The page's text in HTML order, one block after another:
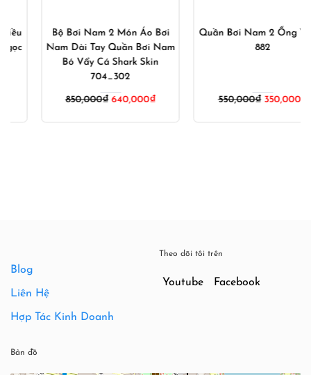
Bộ Bơi Nam 2 Món Áo Bơi
Nam Dài Tay Quần Bơi Nam
Bó Vẩy Cá Shark Skin
704_302
850,000₫ 640,000₫
Quần Bơi Nam 2 Ống YUKE
550,000₫ Giá
350,000₫Giá
Blog
Liên Hệ
Hợp Tác Kinh Doanh
Theo dõi tôi trên
Youtube Facebook
Bản đồ